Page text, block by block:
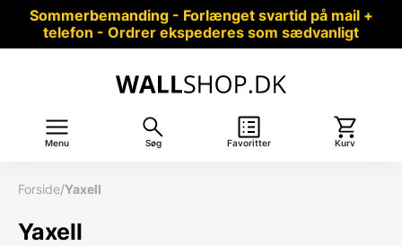
Sommerbemanding - Forlænget svartid på mail +
telefon - Ordrer ekspederes som sædvanligt
Menu Søg Favoritter Kurv
Forside/Yaxell
Yaxell